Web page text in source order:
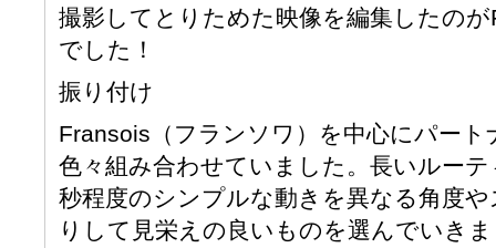
撮影してとりためた映像を編集したの
でした！
振り付け
Fransois（フランソワ）を中心にパート
色々組み合わせていました。長いルー
秒程度のシンプルな動きを異なる角度
りして見栄えの良いものを選んでいき